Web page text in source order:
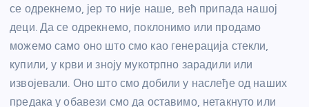
се одрекнемо, јер то није наше, већ припада нашој
деци. Да се одрекнемо, поклонимо или продамо
можемо само оно што смо као генерација стекли,
купили, у крви и зноју мукотрпно зарадили или
извојевали. Оно што смо добили у наслеђе од наших
предака у обавези смо да оставимо, нетакнуто или